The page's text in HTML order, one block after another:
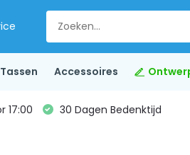
Tassen Accessoires
17:00
30 Dagen Bedenktijd